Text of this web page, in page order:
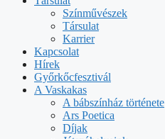
Színművészek
Társulat
Karrier
Kapcsolat
Hírek
Győrkőcfesztivál
A Vaskakas
A bábszínház története
Ars Poetica
Díjak